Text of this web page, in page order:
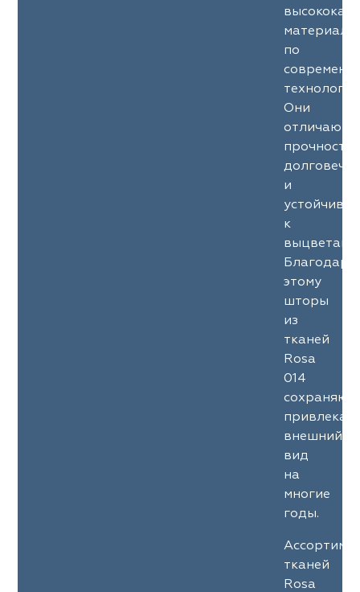
по
Они
и
к
Благодаря
этому
шторы
из
тканей
Rosa
014
сохраняют
внешний
вид
на
многие
годы.
тканей
Rosa